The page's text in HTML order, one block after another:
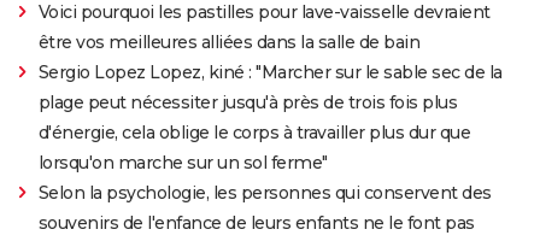
Voici pourquoi les pastilles pour lave-vaisselle devraient
être vos meilleures alliées dans la salle de bain
Sergio Lopez Lopez, kiné : "Marcher sur le sable sec de la
plage peut nécessiter jusqu'à près de trois fois plus
d'énergie, cela oblige le corps à travailler plus dur que
lorsqu'on marche sur un sol ferme"
Selon la psychologie, les personnes qui conservent des
souvenirs de l'enfance de leurs enfants ne le font pas